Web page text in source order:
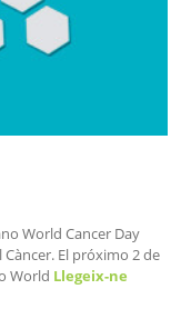
World Cancer Day
El próximo 2 de
World Llegeix-ne